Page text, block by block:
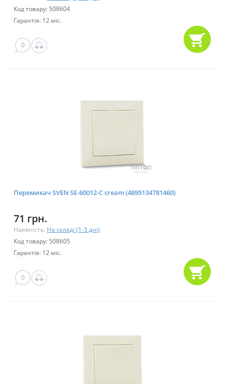
Код товару: 508604
Гарантія: 12 міс.
0
Перемикач SVEN SE-60012-C cream (4895134781460)
71 грн.
Наявність: На складі (1-3 дні)
Код товару: 508605
Гарантія: 12 міс.
0